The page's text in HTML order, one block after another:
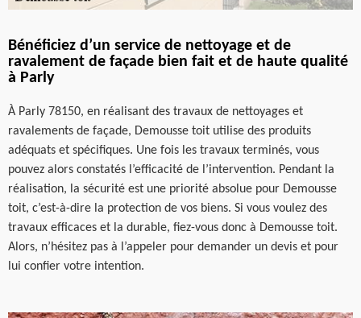
Bénéficiez d’un service de nettoyage et de
ravalement de façade bien fait et de haute qualité
à Parly
À Parly 78150, en réalisant des travaux de nettoyages et
ravalements de façade, Demousse toit utilise des produits
adéquats et spécifiques. Une fois les travaux terminés, vous
pouvez alors constatés l’efficacité de l’intervention. Pendant la
réalisation, la sécurité est une priorité absolue pour Demousse
toit, c’est-à-dire la protection de vos biens. Si vous voulez des
travaux efficaces et la durable, fiez-vous donc à Demousse toit.
Alors, n’hésitez pas à l’appeler pour demander un devis et pour
lui confier votre intention.